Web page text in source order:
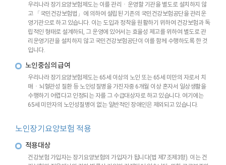
우리나라 장기요양보험제도는 이를 관리ㆍ운영할 기관을 별도로 설치하지 않
고 「국민건강보험법」에 의하여 설립된 기존의 국민건강보험공단을 관리운
영기관으로 하고 있습니다. 이는 도입과 정착을 원활하기 위하여 건강보험과 독
립적인 형태로 설계하되, 그 운영에 있어서는 효율성 제고를 위하여 별도로 관
리운영기관을 설치하지 않고 국민건강보험공단이 이를 함께 수행하도록 한 것
입니다.
노인중심의 급여
우리나라 장기요양보험제도는 65세 이상의 노인 또는 65세 미만의 자로서 치
매ㆍ뇌혈관성 질환 등 노인성질병을 가진자중 6개월 이상 혼자서 일상생활을
수행하기 어렵다고 인정되는 자를 그 수급대상자로 하고 있습니다. 여기에는
65세 미만자의 노인성질병이 없는 일반적인 장애인은 제외되고 있습니다.
노인장기요양보험 적용
적용대상
건강보험 가입자는 장기요양보험의 가입자가 됩니다(법 제7조제3항). 이는 건